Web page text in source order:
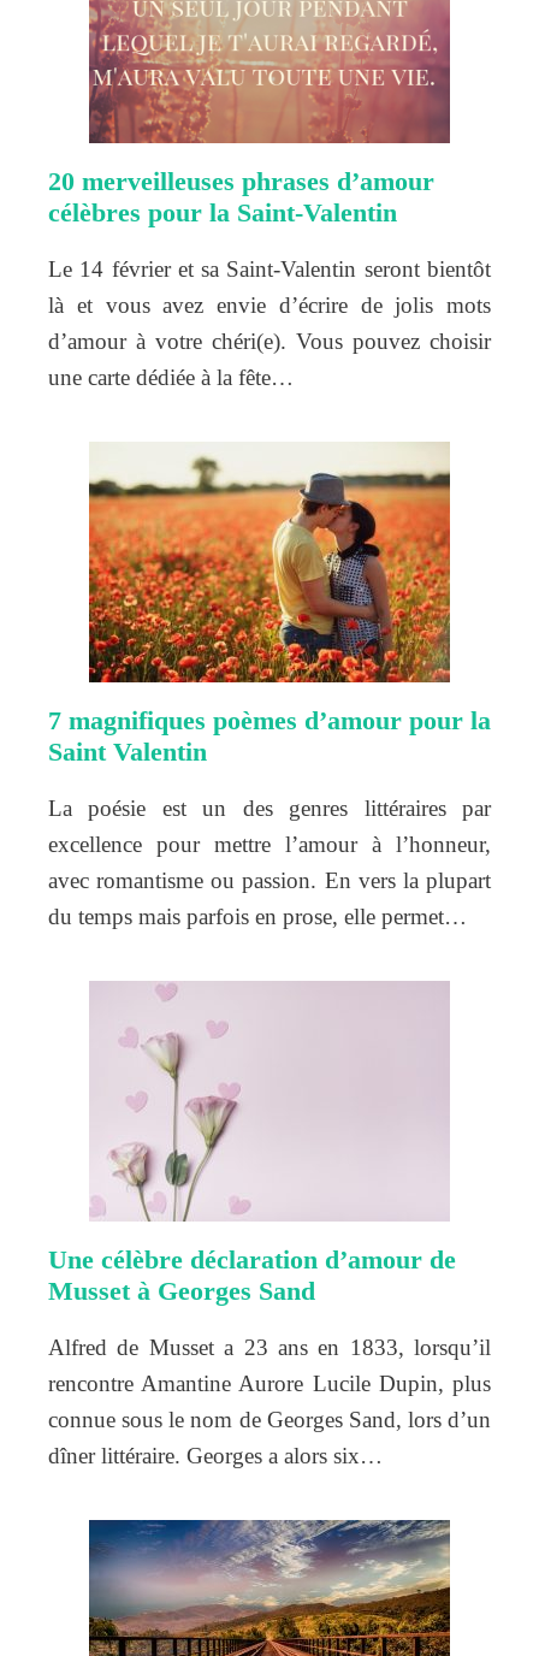
20 merveilleuses phrases d’amour
célèbres pour la Saint-Valentin
Le 14 février et sa Saint-Valentin seront bientôt
là et vous avez envie d’écrire de jolis mots
d’amour à votre chéri(e). Vous pouvez choisir
une carte dédiée à la fête…
7 magnifiques poèmes d’amour pour la
Saint Valentin
La poésie est un des genres littéraires par
excellence pour mettre l’amour à l’honneur,
avec romantisme ou passion. En vers la plupart
du temps mais parfois en prose, elle permet…
Une célèbre déclaration d’amour de
Musset à Georges Sand
Alfred de Musset a 23 ans en 1833, lorsqu’il
rencontre Amantine Aurore Lucile Dupin, plus
connue sous le nom de Georges Sand, lors d’un
dîner littéraire. Georges a alors six…